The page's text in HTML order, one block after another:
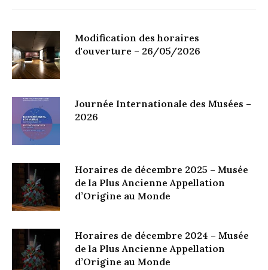
Modification des horaires
d'ouverture – 26/05/2026
Journée Internationale des Musées –
2026
Horaires de décembre 2025 – Musée
de la Plus Ancienne Appellation
d’Origine au Monde
Horaires de décembre 2024 – Musée
de la Plus Ancienne Appellation
d’Origine au Monde